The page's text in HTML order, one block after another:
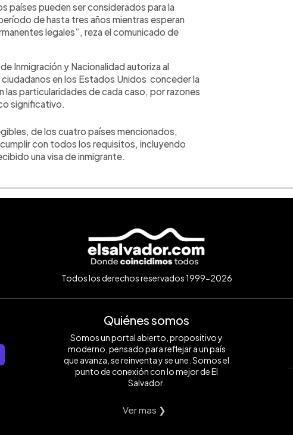
países pueden ser considerados para la
de hasta tres años mientras esperan
legales”, reza el comunicado de
Inmigración y Nacionalidad autoriza al
en los Estados Unidos conceder la
particularidades de cada caso, por razones
significativo.
de los cuatro países mencionados,
con todos los requisitos, incluyendo
una visa de inmigrante.
Todos los derechos reservados 1999-2026
Quiénes somos
Somos un portal abierto, propositivo y
moderno, pensado para reflejar a un país
que avanza, se reinventa y se une. Somos el
punto de conexión con lo mejor de El
Salvador.
Ver mas ❯